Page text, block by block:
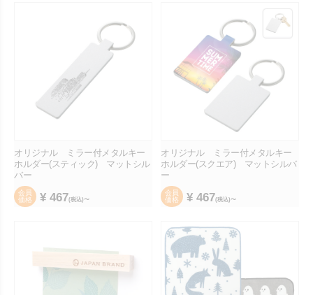
オリジナル ミラー付メタルキー
ホルダー(スティック) マットシル
バー
会員
価格
¥ 467(税込)〜
オリジナル ミラー付メタルキー
ホルダー(スクエア) マットシルバ
ー
会員
価格
¥467(税込)〜